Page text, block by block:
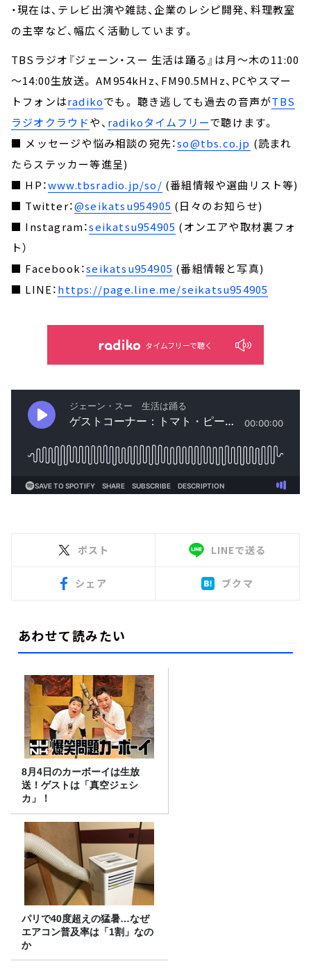
・現在は、テレビ出演や雑誌、企業のレシピ開発、料理教室
の主宰など、幅広く活動しています。
TBSラジオ『ジェーン・スー 生活は踊る』は月～木の11:00
～14:00生放送。 AM954kHz、FM90.5MHz、PCやスマー
トフォンはradikoでも。 聴き逃しても過去の音声がTBS
ラジオクラウドや、 radikoタイムフリーで聴けます。
■ メッセージや悩み相談の宛先：so@tbs.co.jp (読まれ
たらステッカー等進呈)
■ HP：www.tbsradio.jp/so/ (番組情報や選曲リスト等)
■ Twitter：@seikatsu954905 (日々のお知らせ)
■ Instagram：seikatsu954905 (オンエアや取材裏フォ
ト）
■ Facebook：seikatsu954905 (番組情報と写真)
■ LINE：https://page.line.me/seikatsu954905
タイムフリーで聴く
ポスト LINEで送る
シェア ブクマ
あわせて読みたい
8月4日のカーボーイは生放
送！ゲストは「真空ジェシ
カ」！
パリで40度超えの猛暑…なぜ
エアコン普及率は「1割」なの
か